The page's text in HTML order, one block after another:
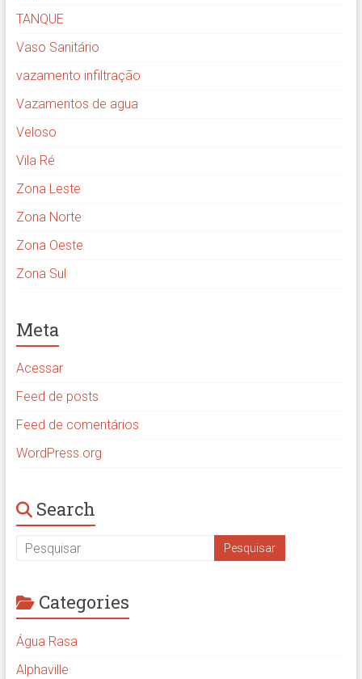
TANQUE
Vaso Sanitário
vazamento infiltração
Vazamentos de agua
Veloso
Vila Ré
Zona Leste
Zona Norte
Zona Oeste
Zona Sul
Meta
Acessar
Feed de posts
Feed de comentários
WordPress.org
Search
Categories
Água Rasa
Alphaville